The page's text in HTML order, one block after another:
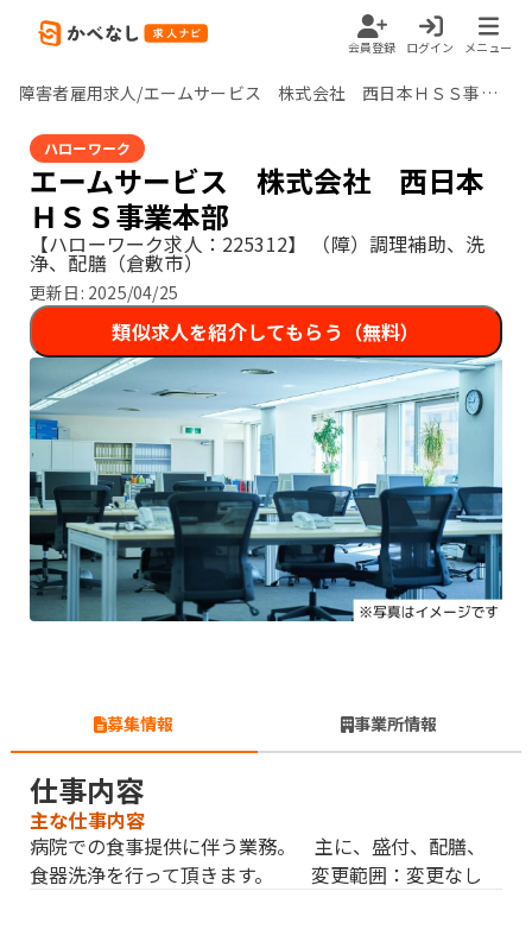
会員登録 ログイン メニュー
障害者雇用求人/エームサービス 株式会社 西日本ＨＳＳ事業本部/岡山県
ハローワーク
エームサービス 株式会社 西日本
ＨＳＳ事業本部
【ハローワーク求人：225312】 （障）調理補助、洗
浄、配膳（倉敷市）
更新日: 2025/04/25
類似求人を紹介してもらう（無料）
募集情報 事業所情報
仕事内容
主な仕事内容
病院での食事提供に伴う業務。 主に、盛付、配膳、
食器洗浄を行って頂きます。 変更範囲：変更なし